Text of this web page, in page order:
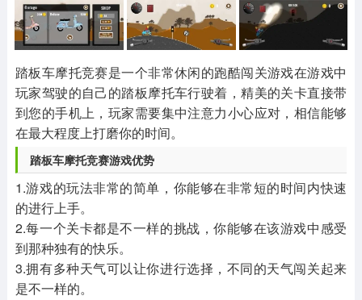
269款应用
2716款应用
515款应用
1654款应用
515款应用
1056款应用
踏板车摩托竞赛是一个非常休闲的跑酷闯关游戏在游戏中
玩家驾驶的自己的踏板摩托车行驶着，精美的关卡直接带
到您的手机上，玩家需要集中注意力小心应对，相信能够
在最大程度上打磨你的时间。
踏板车摩托竞赛游戏优势
1.游戏的玩法非常的简单，你能够在非常短的时间内快速
的进行上手。
2.每一个关卡都是不一样的挑战，你能够在该游戏中感受
到那种独有的快乐。
3.拥有多种天气可以让你进行选择，不同的天气闯关起来
是不一样的。